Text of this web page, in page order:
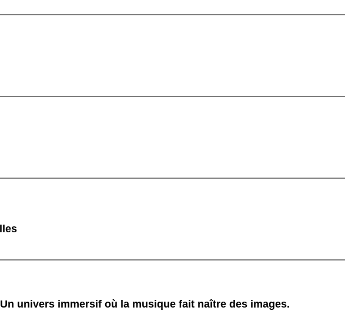
univers immersif où la musique fait naître des images.